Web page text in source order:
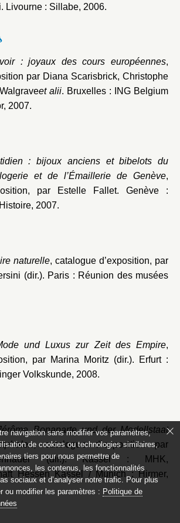
Livourne : Sillabe, 2006.
: joyaux des cours européennes,
par Diana Scarisbrick, Christophe
et alii. Bruxelles : ING Belgium
2007.
: bijoux anciens et bibelots du
et de l’Émaillerie de Genève,
par Estelle Fallet. Genève :
2007.
naturelle, catalogue d’exposition, par
(dir.). Paris : Réunion des musées
und Luxus zur Zeit des Empire,
par Marina Moritz (dir.). Erfurt :
Volkskunde, 2008.
Bonaparte und der Modellstaat
, catalogue d’exposition par
(dir.). Kassel : MHK,
Hessen Kassel / Munich : Hirmer,
navigation sans modifier vos paramètres,
de cookies ou technologies similaires,
tiers pour nous permettre de
les contenus, les fonctionnalités
sociaux et d’analyser notre trafic. Pour plus
ou modifier les paramètres : Politique de